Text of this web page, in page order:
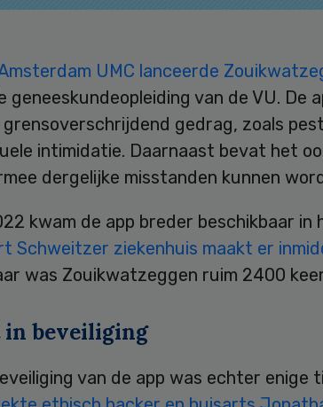
UMC lanceerde
geneeskundeopleiding van de VU. De
gedrag, zoals
intimidatie. Daarnaast bevat het
dergelijke misstanden kunnen
kwam de app breder beschikbaar in
Schweitzer ziekenhuis maakt er
was Zouikwatzeggen ruim 2400
in beveiliging
van de app was echter enige